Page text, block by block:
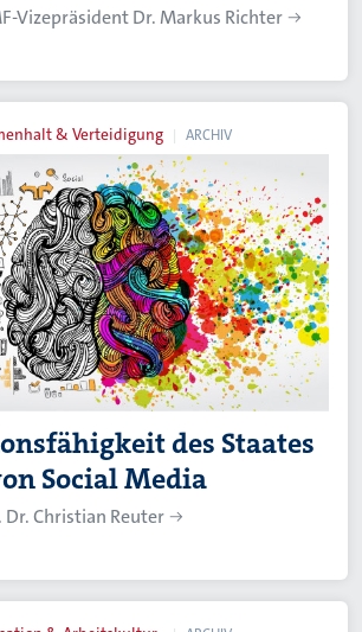
Vizepräsident Dr. Markus Richter
& Verteidigung ARCHIV
des Staates
Social Media
Dr. Christian Reuter